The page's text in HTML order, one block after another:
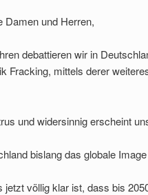
Damen und Herren,
debattieren wir in
Fracking, mittels derer
und widersinnig erscheint
bislang das globale
jetzt völlig klar ist, dass bis